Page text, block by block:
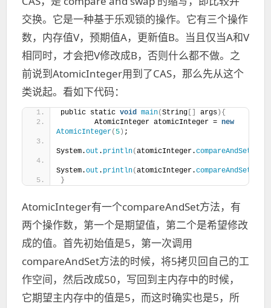
交换。它是一种基于乐观锁的操作。它有三个操作
数，内存值V，预期值A，更新值B。当且仅当A和V
相同时，才会把V修改成B，否则什么都不做。之
前说到AtomicInteger用到了CAS，那么先从这个
类说起。看如下代码：
public static void main(String args ){
        AtomicInteger atomicInteger =
new
AtomicInteger( 5 ) ;
System.out . println(atomicInteger.compareAndSet
System.out . println(atomicInteger.compareAndSet
}
AtomicInteger有一个compareAndSet方法，有
两个操作数，第一个是期望值，第二个是希望修改
成的值。首先初始值是5，第一次调用
compareAndSet方法的时候，将5拷贝回自己的工
作空间，然后改成50，写回到主内存中的时候，
它期望主内存中的值是5，而这时确实也是5，所